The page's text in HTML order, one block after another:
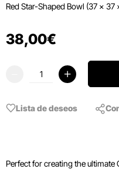
Red Star-Shaped Bowl (37 ×
38,00€
Lista de deseos
Perfect for creating the